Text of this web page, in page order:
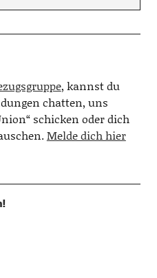
, kannst du
chatten, uns
schicken oder dich
Melde dich hier